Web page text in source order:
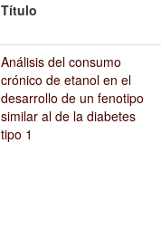
Título
Análisis del consumo
crónico de etanol en el
desarrollo de un fenotipo
similar al de la diabetes
tipo 1